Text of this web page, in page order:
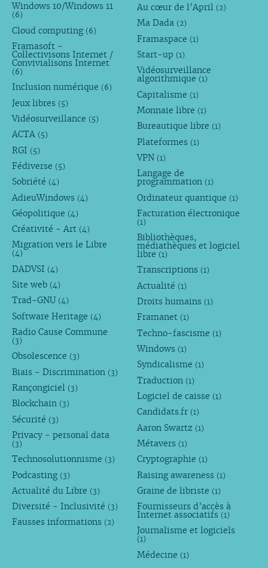
Windows 10/Windows 11
(6)
Cloud computing (6)
Framasoft -
Collectivisons Internet /
Convivialisons Internet
(6)
Inclusion numérique (6)
Jeux libres (5)
Vidéosurveillance (5)
ACTA (5)
RGI (5)
Fédiverse (5)
Sobriété (4)
AdieuWindows (4)
Géopolitique (4)
Créativité - Art (4)
Migration vers le Libre
(4)
DADVSI (4)
Site web (4)
Trad-GNU (4)
Software Heritage (4)
Radio Cause Commune
(3)
Obsolescence (3)
Biais - Discrimination (3)
Rançongiciel (3)
Blockchain (3)
Sécurité (3)
Privacy - personal data
(3)
Technosolutionnisme (3)
Podcasting (3)
Actualité du Libre (3)
Diversité - Inclusivité (3)
Fausses informations (2)
Au cœur de l’April (2)
Ma Dada (2)
Framaspace (1)
Start-up (1)
Vidéosurveillance
algorithmique (1)
Capitalisme (1)
Monnaie libre (1)
Bureautique libre (1)
Plateformes (1)
VPN (1)
Langage de
programmation (1)
Ordinateur quantique (1)
Facturation électronique
(1)
Bibliothèques,
médiathèques et logiciel
libre (1)
Transcriptions (1)
Actualité (1)
Droits humains (1)
Framanet (1)
Techno-fascisme (1)
Windows (1)
Syndicalisme (1)
Traduction (1)
Logiciel de caisse (1)
Candidats.fr (1)
Aaron Swartz (1)
Métavers (1)
Cryptographie (1)
Raising awareness (1)
Graine de libriste (1)
Fournisseurs d’accès à
Internet associatifs (1)
Journalisme et logiciels
(1)
Médecine (1)